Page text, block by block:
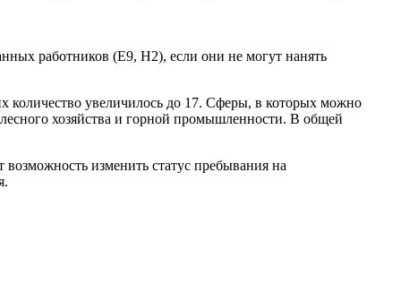
работников (E9, H2), если они не могут нанять
количество увеличилось до 17. Сферы, в которых можно
хозяйства и горной промышленности. В общей
возможность изменить статус пребывания на